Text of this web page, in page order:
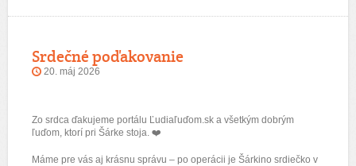
Srdečné poďakovanie
20. máj 2026
Zo srdca ďakujeme portálu Ľudiaľuďom.sk a všetkým dobrým
ľuďom, ktorí pri Šárke stoja. ❤️
Máme pre vás aj krásnu správu – po operácii je Šárkino srdiečko v